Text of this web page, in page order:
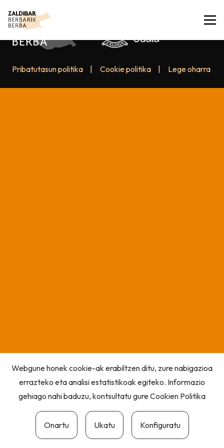
Pribatutasun politika Cookie politika Lege oharra
Webgune honek cookie-ak erabiltzen ditu, zure nabigazioa
errazteko eta analisi estatistikoak egiteko. Informazio
gehiago nahi baduzu, kontsultatu gureCookien Politika
Onartu Ukatu Konfiguratu